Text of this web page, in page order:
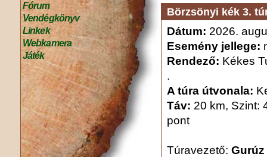
Fórum
Vendégkönyv
Linkek
Webkamera
Játék
Börzsönyi kék 3.
Dátum: 2026.
Esemény jellege:
Rendező: Kékes
.
A túra útvonala:
Táv: 20 km, Szint:
pont
Túravezető: